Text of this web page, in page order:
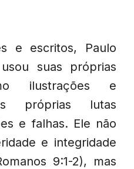
e escritos, Paulo
suas próprias
ilustrações e
próprias lutas
e falhas. Ele não
e integridade
9:1-2), mas